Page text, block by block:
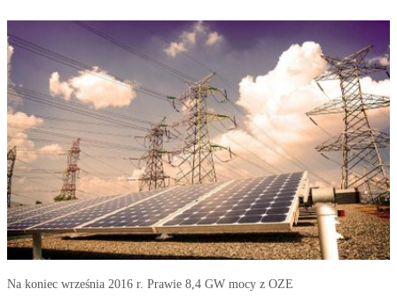
Na koniec września 2016 r. Prawie 8,4 GW mocy z OZE